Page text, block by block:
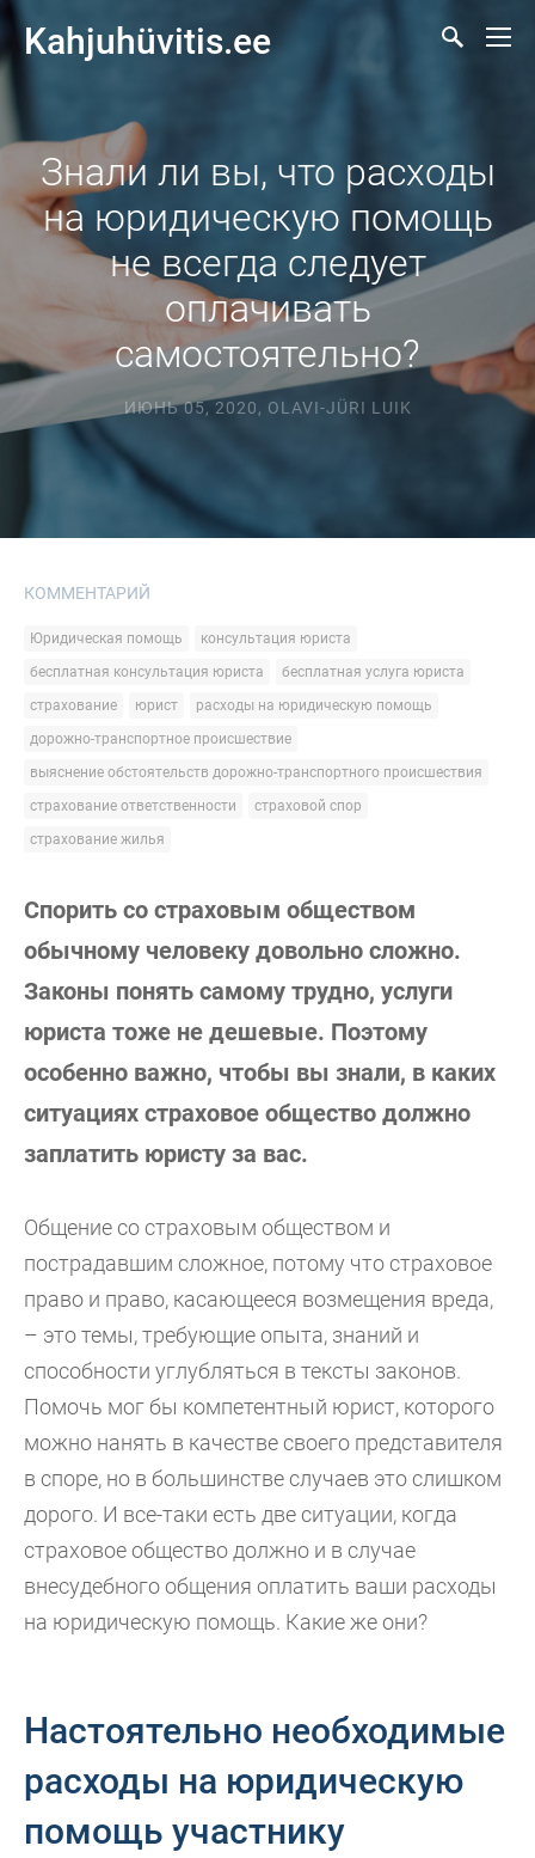
Kahjuhüvitis.ee
Знали ли вы, что расходы
на юридическую помощь
не всегда следует
оплачивать
самостоятельно?
ИЮНЬ 05, 2020, OLAVI-JÜRI LUIK
КОММЕНТАРИЙ
Юридическая помощь
консультация юриста
бесплатная консультация юриста
бесплатная услуга юриста
страхование
юрист
расходы на юридическую помощь
дорожно-транспортное происшествие
выяснение обстоятельств дорожно-транспортного происшествия
страхование ответственности
страховой спор
страхование жилья
Спорить со страховым обществом
обычному человеку довольно сложно.
Законы понять самому трудно, услуги
юриста тоже не дешевые. Поэтому
особенно важно, чтобы вы знали, в каких
ситуациях страховое общество должно
заплатить юристу за вас.
Общение со страховым обществом и
пострадавшим сложное, потому что страховое
право и право, касающееся возмещения вреда,
– это темы, требующие опыта, знаний и
способности углубляться в тексты законов.
Помочь мог бы компетентный юрист, которого
можно нанять в качестве своего представителя
в споре, но в большинстве случаев это слишком
дорого. И все-таки есть две ситуации, когда
страховое общество должно и в случае
внесудебного общения оплатить ваши расходы
на юридическую помощь. Какие же они?
Настоятельно необходимые
расходы на юридическую
помощь участнику